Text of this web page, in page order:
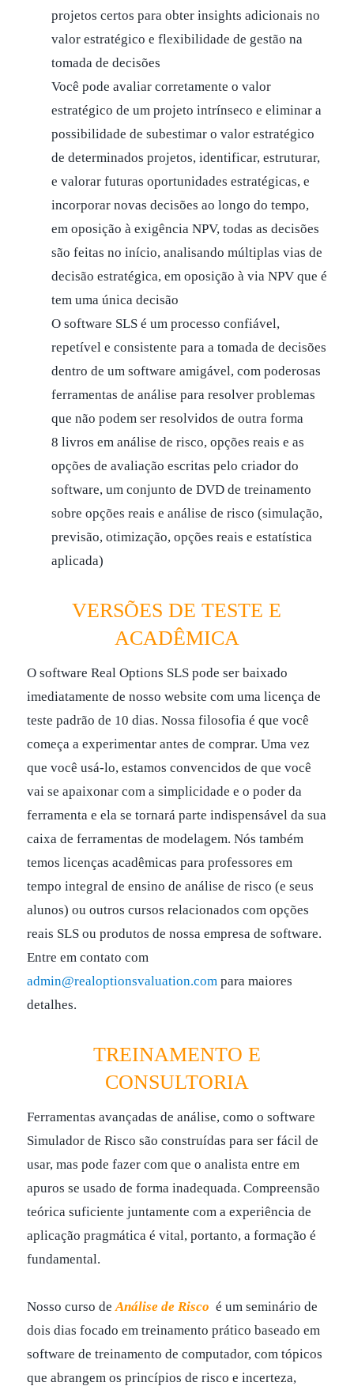
projetos certos para obter insights adicionais no
valor estratégico e flexibilidade de gestão na
tomada de decisões
Você pode avaliar corretamente o valor
estratégico de um projeto intrínseco e eliminar a
possibilidade de subestimar o valor estratégico
de determinados projetos, identificar, estruturar,
e valorar futuras oportunidades estratégicas, e
incorporar novas decisões ao longo do tempo,
em oposição à exigência NPV, todas as decisões
são feitas no início, analisando múltiplas vias de
decisão estratégica, em oposição à via NPV que é
tem uma única decisão
O software SLS é um processo confiável,
repetível e consistente para a tomada de decisões
dentro de um software amigável, com poderosas
ferramentas de análise para resolver problemas
que não podem ser resolvidos de outra forma
8 livros em análise de risco, opções reais e as
opções de avaliação escritas pelo criador do
software, um conjunto de DVD de treinamento
sobre opções reais e análise de risco (simulação,
previsão, otimização, opções reais e estatística
aplicada)
VERSÕES DE TESTE E
ACADÊMICA
O software Real Options SLS pode ser baixado
imediatamente de nosso website com uma licença de
teste padrão de 10 dias. Nossa filosofia é que você
começa a experimentar antes de comprar. Uma vez
que você usá-lo, estamos convencidos de que você
vai se apaixonar com a simplicidade e o poder da
ferramenta e ela se tornará parte indispensável da sua
caixa de ferramentas de modelagem. Nós também
temos licenças acadêmicas para professores em
tempo integral de ensino de análise de risco (e seus
alunos) ou outros cursos relacionados com opções
reais SLS ou produtos de nossa empresa de software.
Entre em contato com
admin@realoptionsvaluation.compara maiores
detalhes.
TREINAMENTO E
CONSULTORIA
Ferramentas avançadas de análise, como o software
Simulador de Risco são construídas para ser fácil de
usar, mas pode fazer com que o analista entre em
apuros se usado de forma inadequada. Compreensão
teórica suficiente juntamente com a experiência de
aplicação pragmática é vital, portanto, a formação é
fundamental.
Nosso curso deAnálise de Risco é um seminário de
dois dias focado em treinamento prático baseado em
software de treinamento de computador, com tópicos
que abrangem os princípios de risco e incerteza,